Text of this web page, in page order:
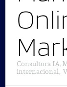
Consultora
internacional,